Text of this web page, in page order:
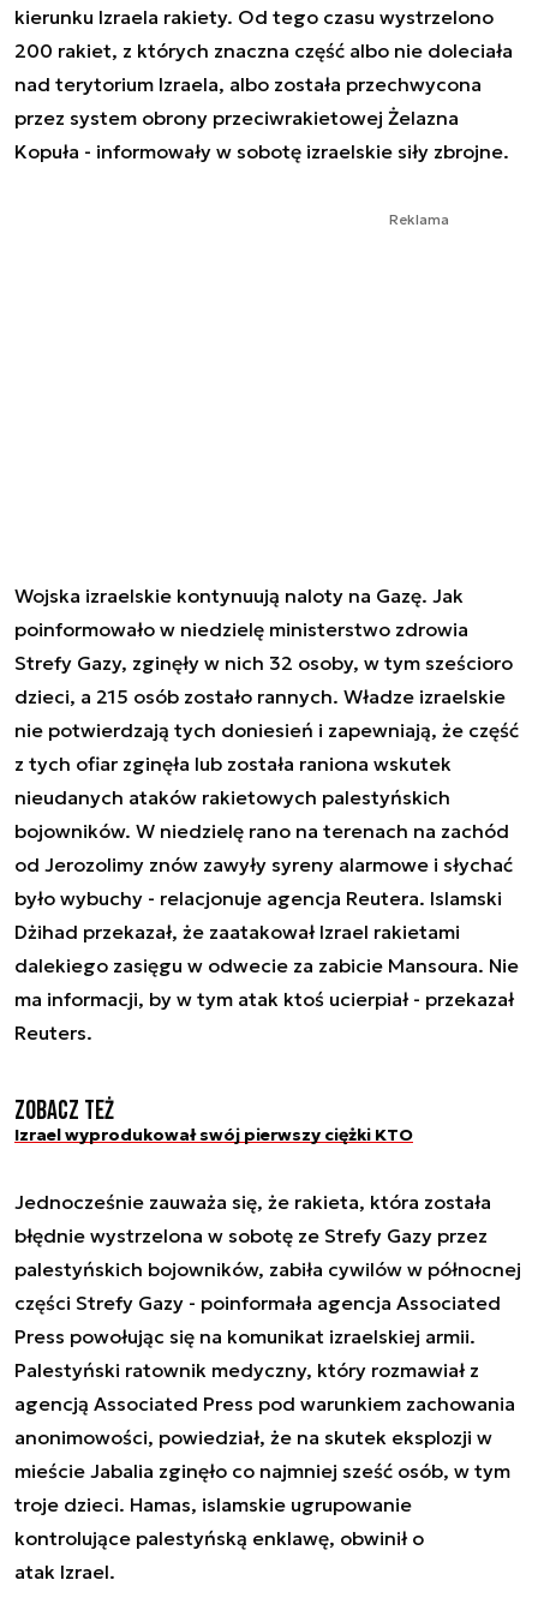
kierunku Izraela rakiety. Od tego czasu wystrzelono
200 rakiet, z których znaczna część albo nie doleciała
nad terytorium Izraela, albo została przechwycona
przez system obrony przeciwrakietowej Żelazna
Kopuła - informowały w sobotę izraelskie siły zbrojne.
Reklama
Wojska izraelskie kontynuują naloty na Gazę. Jak
poinformowało w niedzielę ministerstwo zdrowia
Strefy Gazy, zginęły w nich 32 osoby, w tym sześcioro
dzieci, a 215 osób zostało rannych. Władze izraelskie
nie potwierdzają tych doniesień i zapewniają, że część
z tych ofiar zginęła lub została raniona wskutek
nieudanych ataków rakietowych palestyńskich
bojowników. W niedzielę rano na terenach na zachód
od Jerozolimy znów zawyły syreny alarmowe i słychać
było wybuchy - relacjonuje agencja Reutera. Islamski
Dżihad przekazał, że zaatakował Izrael rakietami
dalekiego zasięgu w odwecie za zabicie Mansoura. Nie
ma informacji, by w tym atak ktoś ucierpiał - przekazał
Reuters.
Zobacz też
Izrael wyprodukował swój pierwszy ciężki KTO
Jednocześnie zauważa się, że rakieta, która została
błędnie wystrzelona w sobotę ze Strefy Gazy przez
palestyńskich bojowników, zabiła cywilów w północnej
części Strefy Gazy - poinformała agencja Associated
Press powołując się na komunikat izraelskiej armii.
Palestyński ratownik medyczny, który rozmawiał z
agencją Associated Press pod warunkiem zachowania
anonimowości, powiedział, że na skutek eksplozji w
mieście Jabalia zginęło co najmniej sześć osób, w tym
troje dzieci. Hamas, islamskie ugrupowanie
kontrolujące palestyńską enklawę, obwinił o
atak Izrael.